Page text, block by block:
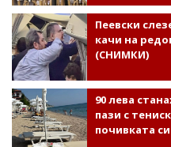
Пеевски
качи на
(СНИМКИ)
90 лева
пази с
почивката